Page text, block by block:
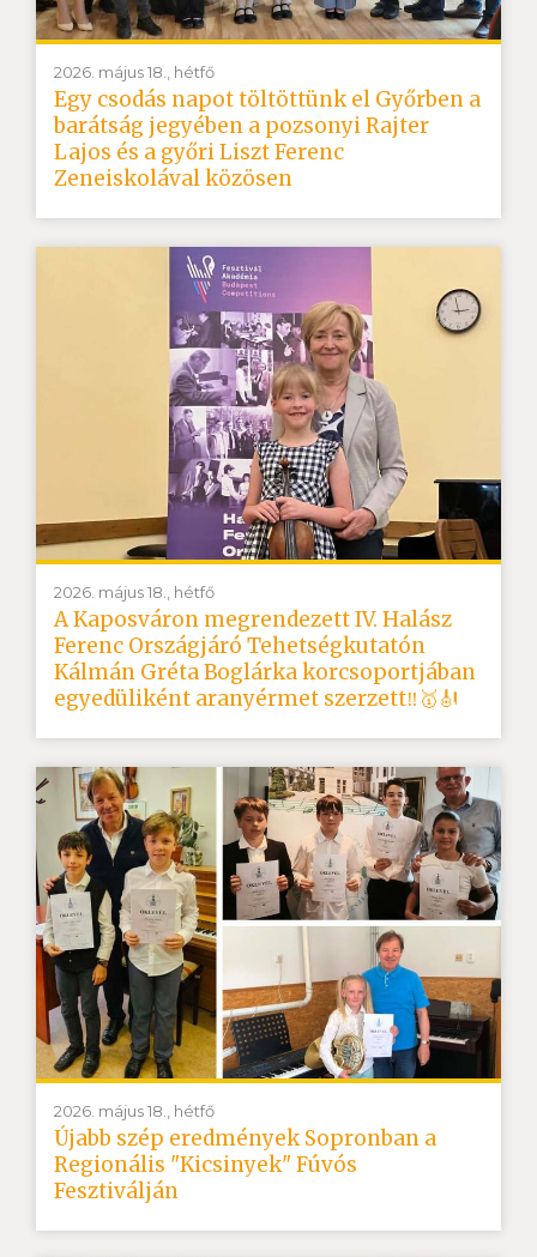
2026. május 18., hétfő
Egy csodás napot töltöttünk el Győrben a
barátság jegyében a pozsonyi Rajter
Lajos és a győri Liszt Ferenc
Zeneiskolával közösen
2026. május 18., hétfő
A Kaposváron megrendezett IV. Halász
Ferenc Országjáró Tehetségkutatón
Kálmán Gréta Boglárka korcsoportjában
egyedüliként aranyérmet szerzett‼️🥇🎻
2026. május 18., hétfő
Újabb szép eredmények Sopronban a
Regionális "Kicsinyek" Fúvós
Fesztiválján